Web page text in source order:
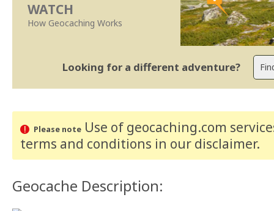
WATCH
How Geocaching Works
Looking for a different adventure?
Please noteUse of geocaching.com
terms and conditions in our disclaimer.
Geocache Description: